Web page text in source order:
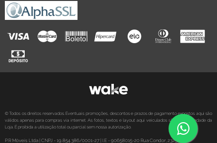
© Todos os direitos reservados. Eventuais promoções, descontos e prazos de pagamento expostos aqui são
válidos apenas para compras via internet. As fotos, textos e layout aqui veiculados são de propriedade da
Loja. É proibida a utilização total ou parcial sem nossa autorização.
P.R Móveis Ltda | CNPJ - 19.854.386/0001-27 | I.E - 90658015-20 Rua Condor, 2325